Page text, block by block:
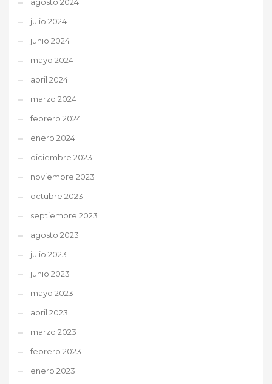
julio 2024
junio 2024
mayo 2024
abril 2024
marzo 2024
febrero 2024
enero 2024
diciembre 2023
noviembre 2023
octubre 2023
septiembre 2023
agosto 2023
julio 2023
junio 2023
mayo 2023
abril 2023
marzo 2023
febrero 2023
enero 2023